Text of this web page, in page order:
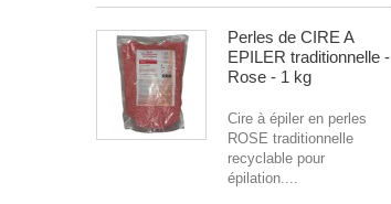
Perles de CIRE A
EPILER traditionnelle -
Rose - 1 kg
Cire à épiler en perles
ROSE traditionnelle
recyclable pour
épilation....